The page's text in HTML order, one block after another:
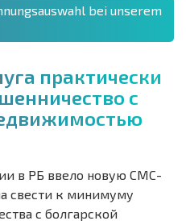
bei unserem
уга практически
шенничество с
движимостью
в РБ ввело новую СМС-
свести к минимуму
с болгарской